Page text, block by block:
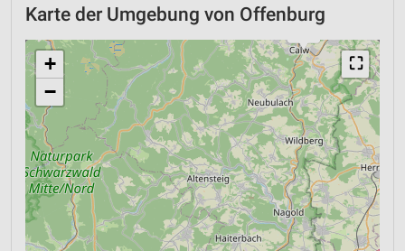
Karte der Umgebung von Offenburg
⛶
+
−